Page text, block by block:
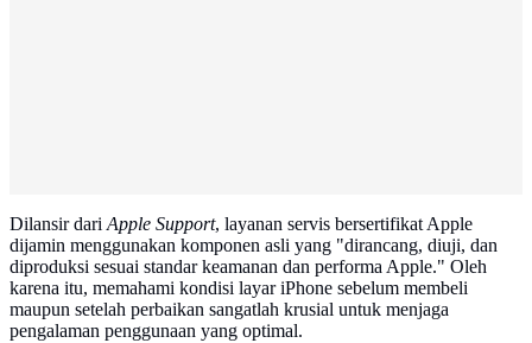
Dilansir dariApple Support, layanan servis bersertifikat Apple
dijamin menggunakan komponen asli yang "dirancang, diuji, dan
diproduksi sesuai standar keamanan dan performa Apple." Oleh
karena itu, memahami kondisi layar iPhone sebelum membeli
maupun setelah perbaikan sangatlah krusial untuk menjaga
pengalaman penggunaan yang optimal.